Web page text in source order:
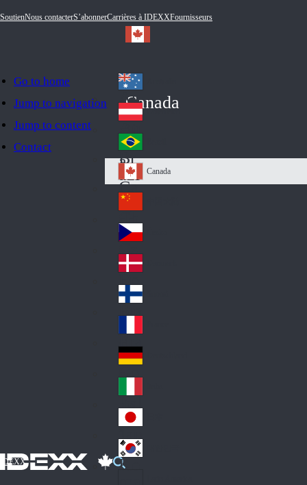
Go to home
Jump to navigation
Jump to content
Contact
SoutienNous contacterS’abonnerCarrières à IDEXXFournisseurs
IDEXX
Canada
Au
str
ali
a
Au
stri
a
Br
azi
l
Ca
na
da
Canada
Ch
ina
Cz
ec
h
De
nm
ark
Fin
d
Fra
nc
e
Ge
an
y
Ital
y
Jap
an
Ko